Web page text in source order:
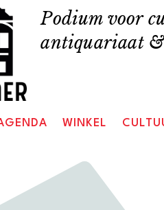
Podium voor
antiquariaat &
WINKEL